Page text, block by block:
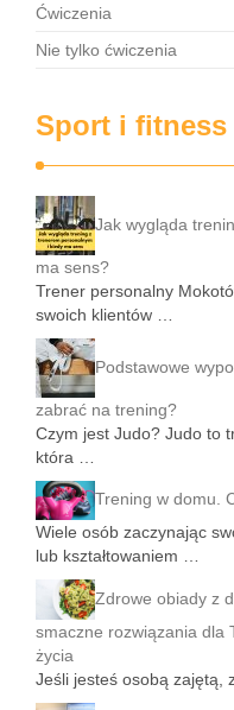
Ćwiczenia
Nie tylko ćwiczenia
Sport i fitness
Jak wygląda
ma sens?
Trener personalny
swoich klientów …
Podstawowe
zabrać na trening?
Czym jest Judo? Judo to
która …
Trening w domu.
Wiele osób zaczynając
lub kształtowaniem …
Zdrowe obiady z
smaczne rozwiązania dla
życia
Jeśli jesteś osobą zajętą,